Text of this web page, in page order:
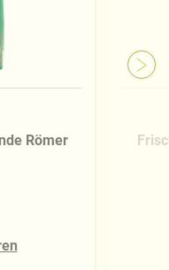
Römer